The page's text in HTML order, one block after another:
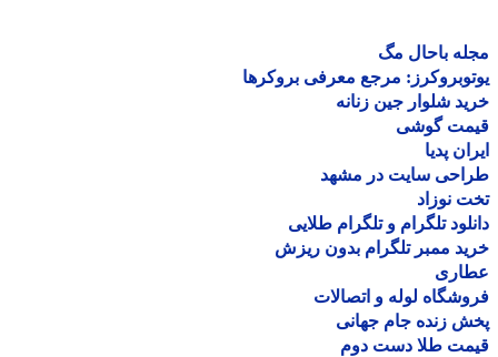
باحال مگ
مرجع معرفی بروکرها
شلوار جین زنانه
گوشی
پدیا
سایت در مشهد
نوزاد
تلگرام و تلگرام طلایی
ممبر تلگرام بدون ریزش
لوله و اتصالات
زنده جام جهانی
طلا دست دوم